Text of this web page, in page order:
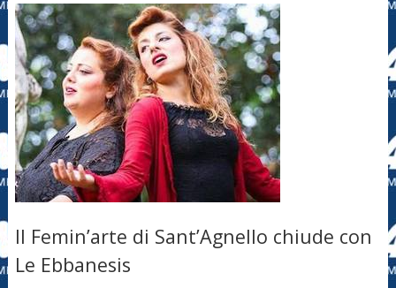
Il Femin’arte di Sant’Agnello chiude con
Le Ebbanesis